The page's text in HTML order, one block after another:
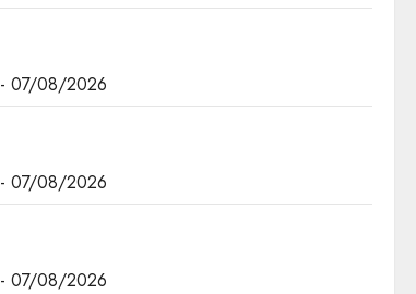
- 07/08/2026
- 07/08/2026
- 07/08/2026